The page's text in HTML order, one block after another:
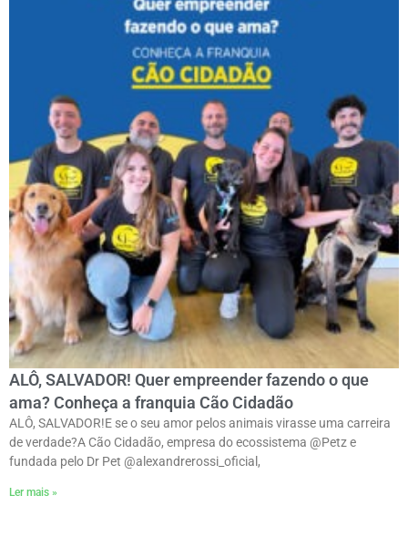
ALÔ, SALVADOR! Quer empreender fazendo o que
ama? Conheça a franquia Cão Cidadão
ALÔ, SALVADOR!E se o seu amor pelos animais virasse uma carreira
de verdade?ㅤA Cão Cidadão, empresa do ecossistema @Petz e
fundada pelo Dr Pet @alexandrerossi_oficial,
Ler mais »